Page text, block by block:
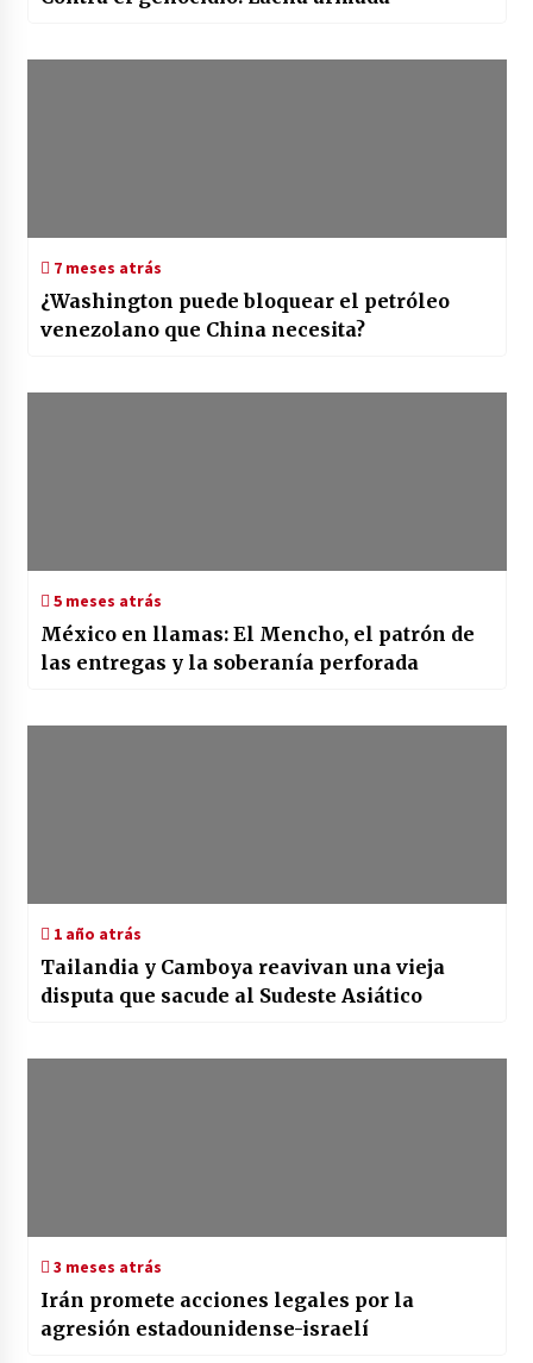
7 meses atrás
¿Washington puede bloquear el petróleo
venezolano que China necesita?
5 meses atrás
México en llamas: El Mencho, el patrón de
las entregas y la soberanía perforada
1 año atrás
Tailandia y Camboya reavivan una vieja
disputa que sacude al Sudeste Asiático
3 meses atrás
Irán promete acciones legales por la
agresión estadounidense-israelí